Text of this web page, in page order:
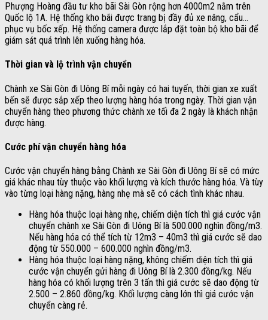
Phượng Hoàng đầu tư kho bãi Sài Gòn rộng hơn 4000m2 nằm trên
Quốc lộ 1A. Hệ thống kho bãi được trang bị đầy đủ xe nâng, cẩu…
phục vụ bốc xếp. Hệ thống camera được lắp đặt toàn bộ kho bãi để
giám sát quá trình lên xuống hàng hóa.
Thời gian và lộ trình vận chuyển
Chành xe Sài Gòn đi Uông Bí mỗi ngày có hai tuyến, thời gian xe xuất
bến sẽ được sắp xếp theo lượng hàng hóa trong ngày. Thời gian vận
chuyển hàng theo phương thức chành xe tối đa 2 ngày là khách nhận
được hàng.
Cước phí vận chuyển hàng hóa
Cước vận chuyển hàng bằng Chành xe Sài Gòn đi Uông Bí sẽ có mức
giá khác nhau tùy thuộc vào khối lượng và kích thước hàng hóa. Và tùy
vào từng loại hàng nặng, hàng nhẹ mà sẽ có cách tình khác nhau.
Hàng hóa thuộc loại hàng nhẹ, chiếm diện tích thì giá cước vận
chuyển chành xe Sài Gòn đi Uông Bí là 500.000 nghìn đồng/m3.
Nếu hàng hóa có thể tích từ 12m3 – 40m3 thì giá cước sẽ dao
động từ 550.000 – 600.000 nghìn đồng/m3.
Hàng hóa thuộc loại hàng nặng, không chiếm diện tích thì giá
cước vận chuyển gửi hàng đi Uông Bí là 2.300 đồng/kg. Nếu
hàng hóa có khối lượng trên 3 tấn thì giá cước sẽ dao động từ
2.500 – 2.860 đồng/kg. Khối lượng càng lớn thì giá cước vận
chuyển càng rẻ.